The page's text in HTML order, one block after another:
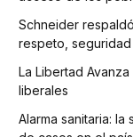
Schneider
respeto,
La Libertad
liberales
Alarma sanitaria: